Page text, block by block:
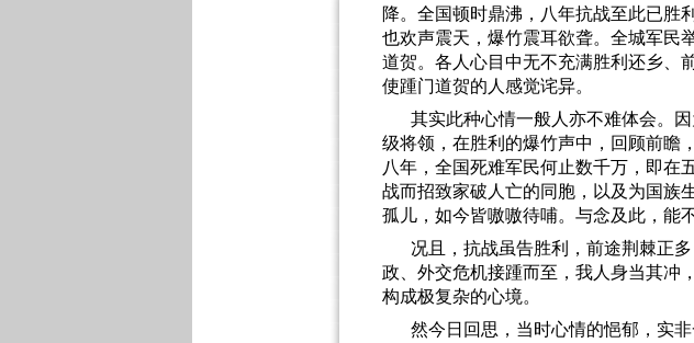
降。全国顿时鼎沸，八年抗战至此已胜
也欢声震天，爆竹震耳欲聋。全城军民
道贺。各人心目中无不充满胜利还乡、
使踵门道贺的人感觉诧异。
其实此种心情一般人亦不难体会。
级将领，在胜利的爆竹声中，回顾前瞻
八年，全国死难军民何止数千万，即在
战而招致家破人亡的同胞，以及为国族
孤儿，如今皆嗷嗷待哺。与念及此，能不
况且，抗战虽告胜利，前途荆棘正
政、外交危机接踵而至，我人身当其冲
构成极复杂的心境。
然今日回思，当时心情的悒郁，实